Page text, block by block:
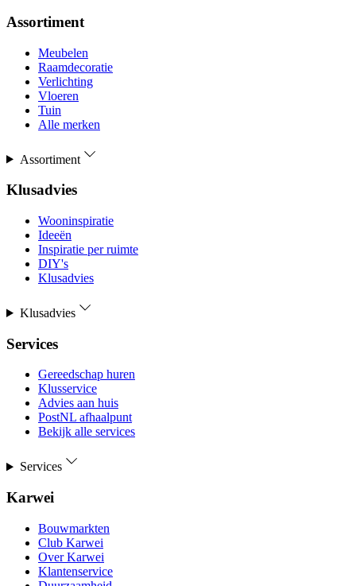
Assortiment
Meubelen
Raamdecoratie
Verlichting
Vloeren
Tuin
Alle merken
Assortiment
Klusadvies
Wooninspiratie
Ideeën
Inspiratie per ruimte
DIY's
Klusadvies
Klusadvies
Services
Gereedschap huren
Klusservice
Advies aan huis
PostNL afhaalpunt
Bekijk alle services
Services
Karwei
Bouwmarkten
Club Karwei
Over Karwei
Klantenservice